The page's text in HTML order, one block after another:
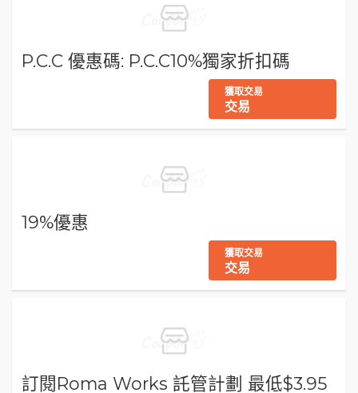
P.C.C 優惠碼: P.C.C10%獨家折扣碼
獲取交易
交易
19%優惠
獲取交易
交易
訂閱Roma Works 託管計劃 最低$3.95